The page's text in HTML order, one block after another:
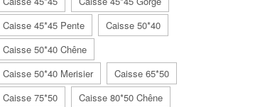
Caisse 45*45 Pente
Caisse 50*40
Caisse 50*40 Chêne
Caisse 50*40 Merisier
Caisse 65*50
Caisse 75*50
Caisse 80*50 Chêne